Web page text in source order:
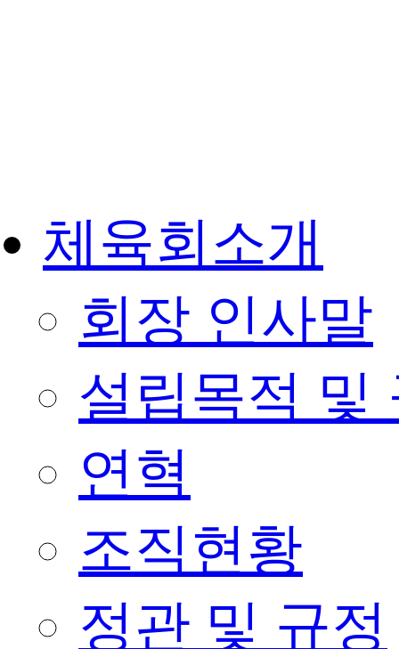
체육회소개
회장 인사말
설립목적 및
연혁
조직현황
정관 및 규정